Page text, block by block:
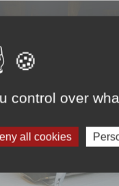
control over
all cookies